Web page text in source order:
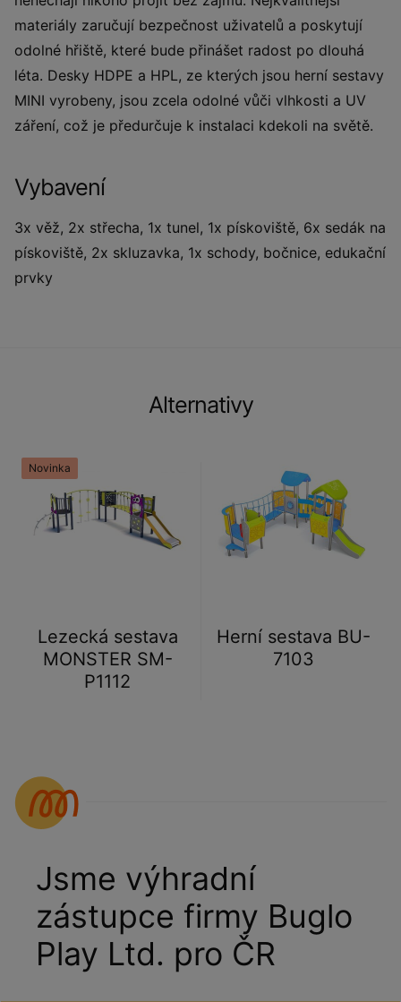
materiály zaručují bezpečnost uživatelů a poskytují
odolné hřiště, které bude přinášet radost po dlouhá
léta. Desky HDPE a HPL, ze kterých jsou herní sestavy
MINI vyrobeny, jsou zcela odolné vůči vlhkosti a UV
záření, což je předurčuje k instalaci kdekoli na světě.
Vybavení
3x věž, 2x střecha, 1x tunel, 1x pískoviště, 6x sedák na
pískoviště, 2x skluzavka, 1x schody, bočnice, edukační
prvky
Alternativy
Lezecká sestava
MONSTER SM-
P1112
Novinka
Herní sestava BU-
7103
Jsme výhradní
zástupce firmy Buglo
Play Ltd. pro ČR